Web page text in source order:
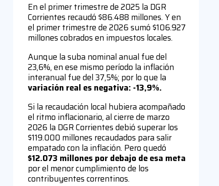
En el primer trimestre de 2025 la DGR
Corrientes recaudó $86.488 millones. Y en
el primer trimestre de 2026 sumó $106.927
millones cobrados en impuestos locales.
Aunque la suba nominal anual fue del
23,6%, en ese mismo período la inflación
interanual fue del 37,5%; por lo que la
variación real es negativa: -13,9%.
Si la recaudación local hubiera acompañado
el ritmo inflacionario, al cierre de marzo
2026 la DGR Corrientes debió superar los
$119.000 millones recaudados para salir
empatado con la inflación. Pero quedó
$12.073 millones por debajo de esa meta
por el menor cumplimiento de los
contribuyentes correntinos.